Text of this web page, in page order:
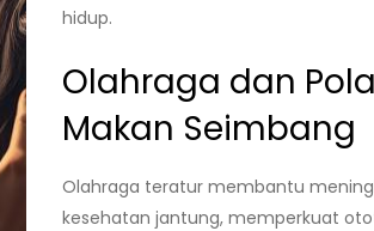
hidup.
Olahraga dan Pola
Makan Seimbang
Olahraga teratur membantu
kesehatan jantung, memperkuat